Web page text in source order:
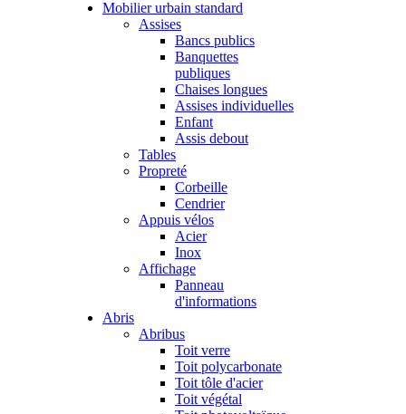
Mobilier urbain standard
Assises
Bancs publics
Banquettes
publiques
Chaises longues
Assises individuelles
Enfant
Assis debout
Tables
Propreté
Corbeille
Cendrier
Appuis vélos
Acier
Inox
Affichage
Panneau
d'informations
Abris
Abribus
Toit verre
Toit polycarbonate
Toit tôle d'acier
Toit végétal